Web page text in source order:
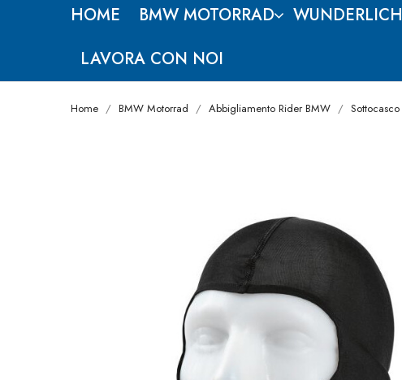
HOME BMW MOTORRAD WUNDERLICH
LAVORA CON NOI
Home BMW Motorrad Abbigliamento Rider BMW Sottocasco